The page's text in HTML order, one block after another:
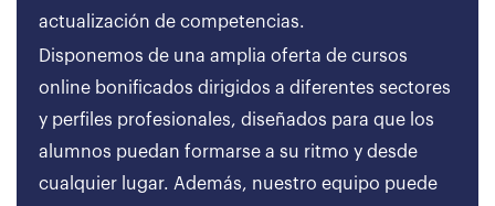
actualización de competencias.
Disponemos de una amplia oferta de cursos
online bonificados dirigidos a diferentes sectores
y perfiles profesionales, diseñados para que los
alumnos puedan formarse a su ritmo y desde
cualquier lugar. Además, nuestro equipo puede